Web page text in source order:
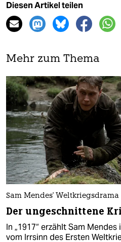
Diesen Artikel teilen
Mehr zum Thema
Sam Mendes' Weltkriegsdrama
Der ungeschnittene
In „1917“ erzählt Sam
vom Irrsinn des Ersten